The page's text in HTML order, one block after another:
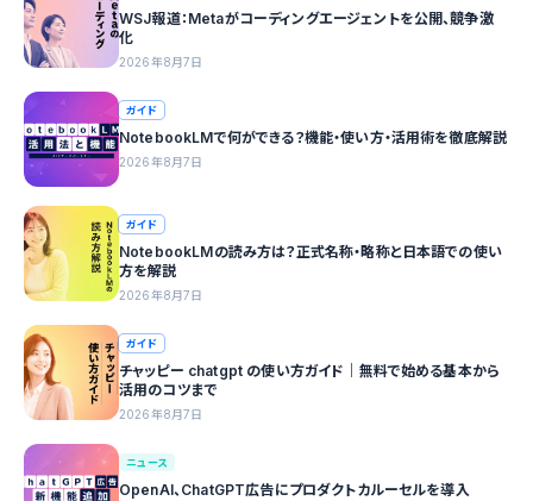
WSJ報道：Metaがコーディングエージェントを公開、競争激
化
2026年8月7日
ガイド
NotebookLMで何ができる？機能・使い方・活用術を徹底解説
2026年8月7日
ガイド
NotebookLMの読み方は？正式名称・略称と日本語での使い
方を解説
2026年8月7日
ガイド
チャッピー chatgpt の使い方ガイド｜無料で始める基本から
活用のコツまで
2026年8月7日
ニュース
OpenAI、ChatGPT広告にプロダクトカルーセルを導入